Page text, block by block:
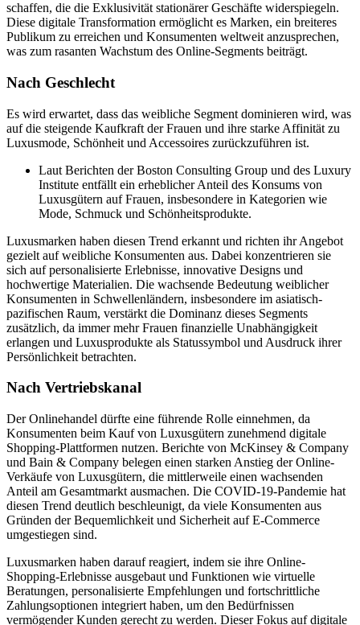
schaffen, die die Exklusivität stationärer Geschäfte widerspiegeln.
Diese digitale Transformation ermöglicht es Marken, ein breiteres
Publikum zu erreichen und Konsumenten weltweit anzusprechen,
was zum rasanten Wachstum des Online-Segments beiträgt.
Nach Geschlecht
Es wird erwartet, dass das weibliche Segment dominieren wird, was
auf die steigende Kaufkraft der Frauen und ihre starke Affinität zu
Luxusmode, Schönheit und Accessoires zurückzuführen ist.
Laut Berichten der Boston Consulting Group und des Luxury
Institute entfällt ein erheblicher Anteil des Konsums von
Luxusgütern auf Frauen, insbesondere in Kategorien wie
Mode, Schmuck und Schönheitsprodukte.
Luxusmarken haben diesen Trend erkannt und richten ihr Angebot
gezielt auf weibliche Konsumenten aus. Dabei konzentrieren sie
sich auf personalisierte Erlebnisse, innovative Designs und
hochwertige Materialien. Die wachsende Bedeutung weiblicher
Konsumenten in Schwellenländern, insbesondere im asiatisch-
pazifischen Raum, verstärkt die Dominanz dieses Segments
zusätzlich, da immer mehr Frauen finanzielle Unabhängigkeit
erlangen und Luxusprodukte als Statussymbol und Ausdruck ihrer
Persönlichkeit betrachten.
Nach Vertriebskanal
Der Onlinehandel dürfte eine führende Rolle einnehmen, da
Konsumenten beim Kauf von Luxusgütern zunehmend digitale
Shopping-Plattformen nutzen. Berichte von McKinsey & Company
und Bain & Company belegen einen starken Anstieg der Online-
Verkäufe von Luxusgütern, die mittlerweile einen wachsenden
Anteil am Gesamtmarkt ausmachen. Die COVID-19-Pandemie hat
diesen Trend deutlich beschleunigt, da viele Konsumenten aus
Gründen der Bequemlichkeit und Sicherheit auf E-Commerce
umgestiegen sind.
Luxusmarken haben darauf reagiert, indem sie ihre Online-
Shopping-Erlebnisse ausgebaut und Funktionen wie virtuelle
Beratungen, personalisierte Empfehlungen und fortschrittliche
Zahlungsoptionen integriert haben, um den Bedürfnissen
vermögender Kunden gerecht zu werden. Dieser Fokus auf digitale